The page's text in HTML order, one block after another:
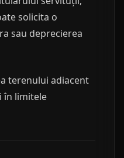
solicita o
sau deprecierea
terenului adiacent
în limitele